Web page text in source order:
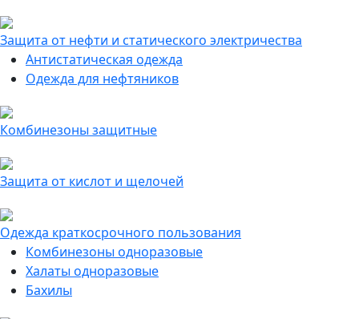
Защита от нефти и статического электричества
Антистатическая одежда
Одежда для нефтяников
Комбинезоны защитные
Защита от кислот и щелочей
Одежда краткосрочного пользования
Комбинезоны одноразовые
Халаты одноразовые
Бахилы